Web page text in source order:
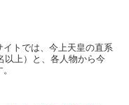
トでは、今上天皇の直系
以上）と、各人物から今